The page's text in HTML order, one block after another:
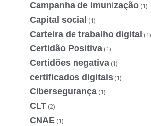
Campanha de imunização (1)
Capital social (1)
Carteira de trabalho digital (1)
Certidão Positiva (1)
Certidões negativa (1)
certificados digitais (1)
Cibersegurança (1)
CLT (2)
CNAE (1)